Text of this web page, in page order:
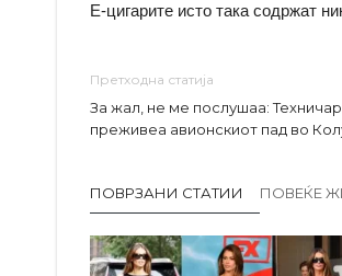
Е-цигарите исто така содржат
Претходна статија
За жал, не ме послушаа:
преживеа авионскиот пад во
ПОВРЗАНИ СТАТИИ ПОВЕЌЕ